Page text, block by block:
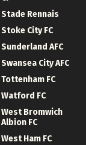
Stade Rennais
Stoke City FC
Sunderland AFC
Swansea City AFC
Tottenham FC
Watford FC
West Bromwich
Albion FC
West Ham FC